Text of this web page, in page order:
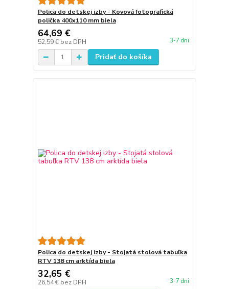
Polica do detskej izby - Kovová fotografická
polička 400x110 mm biela
64,69 €
52,59 € bez DPH 3-7 dni
Pridať do košíka
Polica do detskej izby - Stojatá stolová tabuľka
RTV 138 cm arktída biela
32,65 €
26,54 € bez DPH 3-7 dni